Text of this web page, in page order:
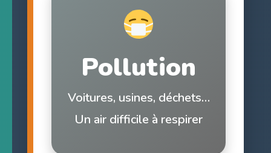
Pollution
Voitures, usines, déchets…
Un air difficile à respirer